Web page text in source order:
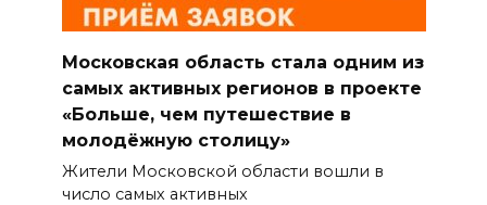
Московская область стала одним из
самых активных регионов в проекте
«Больше, чем путешествие в
молодёжную столицу»
Жители Московской области вошли в
число самых активных